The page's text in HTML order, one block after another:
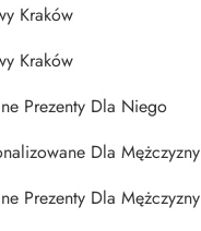
Kraków
Kraków
Prezenty Dla Niego
Dla Mężczyzny
Prezenty Dla Mężczyzny